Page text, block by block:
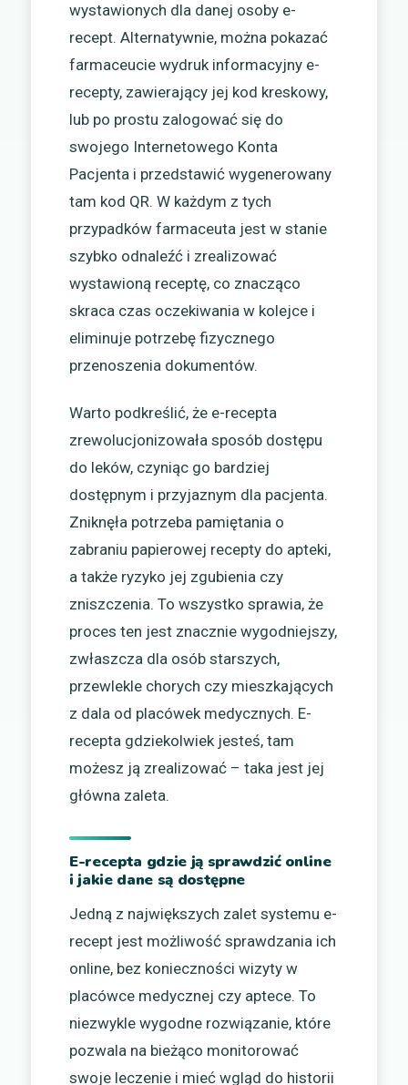
wystawionych dla danej osoby e-
recept. Alternatywnie, można pokazać
farmaceucie wydruk informacyjny e-
recepty, zawierający jej kod kreskowy,
lub po prostu zalogować się do
swojego Internetowego Konta
Pacjenta i przedstawić wygenerowany
tam kod QR. W każdym z tych
przypadków farmaceuta jest w stanie
szybko odnaleźć i zrealizować
wystawioną receptę, co znacząco
skraca czas oczekiwania w kolejce i
eliminuje potrzebę fizycznego
przenoszenia dokumentów.
Warto podkreślić, że e-recepta
zrewolucjonizowała sposób dostępu
do leków, czyniąc go bardziej
dostępnym i przyjaznym dla pacjenta.
Zniknęła potrzeba pamiętania o
zabraniu papierowej recepty do apteki,
a także ryzyko jej zgubienia czy
zniszczenia. To wszystko sprawia, że
proces ten jest znacznie wygodniejszy,
zwłaszcza dla osób starszych,
przewlekle chorych czy mieszkających
z dala od placówek medycznych. E-
recepta gdziekolwiek jesteś, tam
możesz ją zrealizować – taka jest jej
główna zaleta.
E-recepta gdzie ją sprawdzić online
i jakie dane są dostępne
Jedną z największych zalet systemu e-
recept jest możliwość sprawdzania ich
online, bez konieczności wizyty w
placówce medycznej czy aptece. To
niezwykle wygodne rozwiązanie, które
pozwala na bieżąco monitorować
swoje leczenie i mieć wgląd do historii